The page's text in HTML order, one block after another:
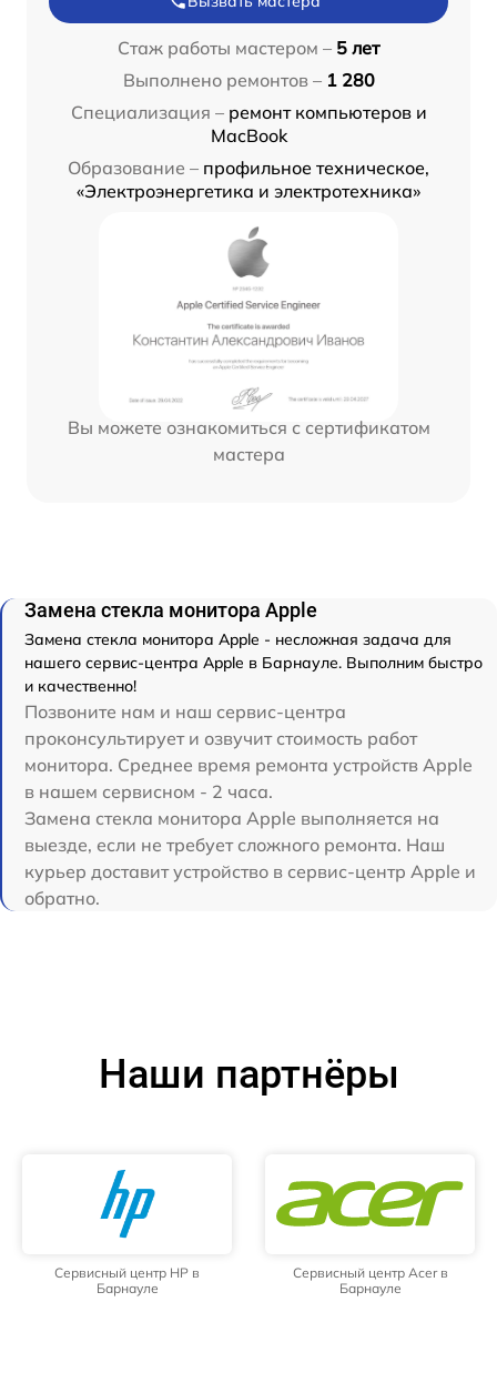
Стаж работы мастером – 5 лет
Выполнено ремонтов – 1 280
Специализация – ремонт компьютеров и
MacBook
Образование – профильное техническое,
«Электроэнергетика и электротехника»
Вы можете ознакомиться с сертификатом
мастера
Замена стекла монитора Apple
Замена стекла монитора Apple - несложная задача для
нашего сервис-центра Apple в Барнауле. Выполним быстро
и качественно!
Позвоните нам и наш сервис-центра
проконсультирует и озвучит стоимость работ
монитора. Среднее время ремонта устройств Apple
в нашем сервисном - 2 часа.
Замена стекла монитора Apple выполняется на
выезде, если не требует сложного ремонта. Наш
курьер доставит устройство в сервис-центр Apple и
обратно.
Наши партнёры
Сервисный центр HP в
Барнауле
Сервисный центр Acer в
Барнауле